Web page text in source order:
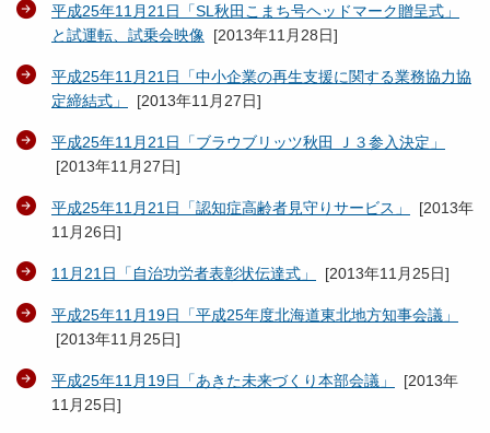
平成25年11月21日「SL秋田こまち号ヘッドマーク贈呈式」
と試運転、試乗会映像 [2013年11月28日]
平成25年11月21日「中小企業の再生支援に関する業務協力協
定締結式」
[2013年11月27日]
平成25年11月21日「ブラウブリッツ秋田 Ｊ３参入決定」
[2013年11月27日]
平成25年11月21日「認知症高齢者見守りサービス」 [2013年
11月26日]
11月21日「自治功労者表彰状伝達式」 [2013年11月25日]
平成25年11月19日「平成25年度北海道東北地方知事会議」
[2013年11月25日]
平成25年11月19日「あきた未来づくり本部会議」 [2013年
11月25日]